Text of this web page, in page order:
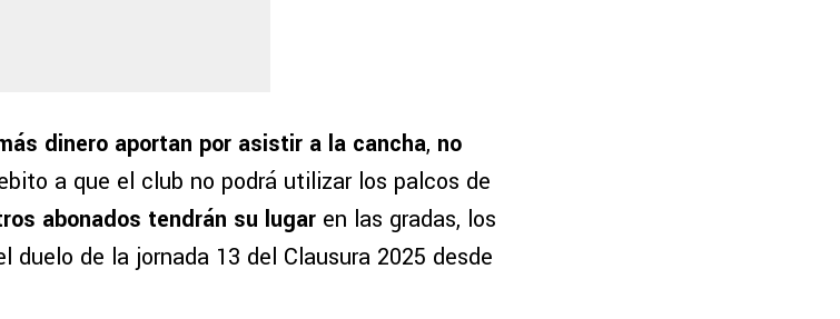
dinero aportan por asistir a la cancha, no
a que el club no podrá utilizar los palcos de
abonados tendrán su lugar en las gradas, los
duelo de la jornada 13 del Clausura 2025 desde